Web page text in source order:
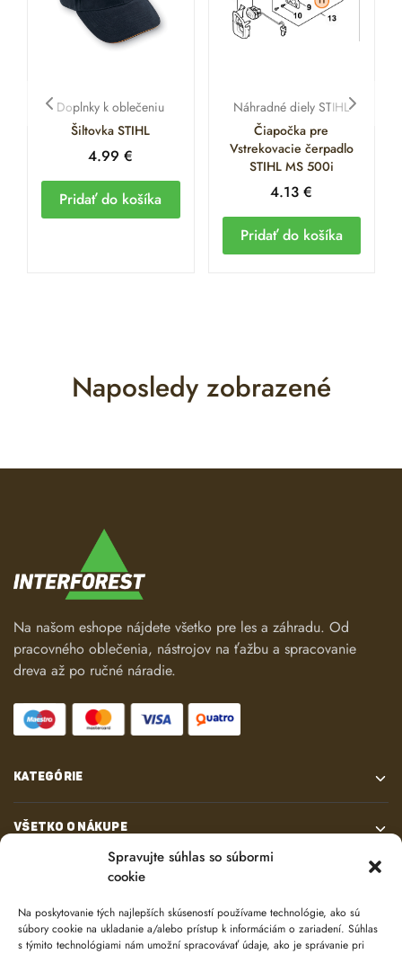
Spravujte súhlas so súbormi
cookie
Na poskytovanie tých najlepších skúseností používame technológie, ako sú
súbory cookie na ukladanie a/alebo prístup k informáciám o zariadení. Súhlas
s týmito technológiami nám umožní spracovávať údaje, ako je správanie pri
Doplnky k oblečeniu
Šiltovka STIHL
4.99€
Pridať do košíka
Náhradné diely STIHL
Čiapočka pre
Vstrekovacie čerpadlo
STIHL MS 500i
4.13€
Pridať do košíka
Naposledy zobrazené
Na našom eshope nájdete všetko pre les a záhradu. Od
pracovného oblečenia, nástrojov na ťažbu a spracovanie
dreva až po ručné náradie.
KATEGÓRIE
VŠETKO O NÁKUPE